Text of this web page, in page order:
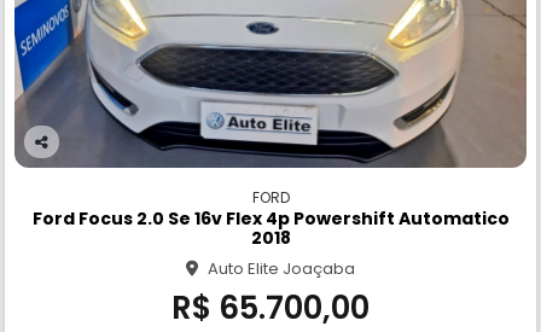
Co
rtil
FORD
Ford Focus 2.0 Se 16v Flex 4p Powershift Automatico
2018
Auto Elite Joaçaba
R$ 65.700,00